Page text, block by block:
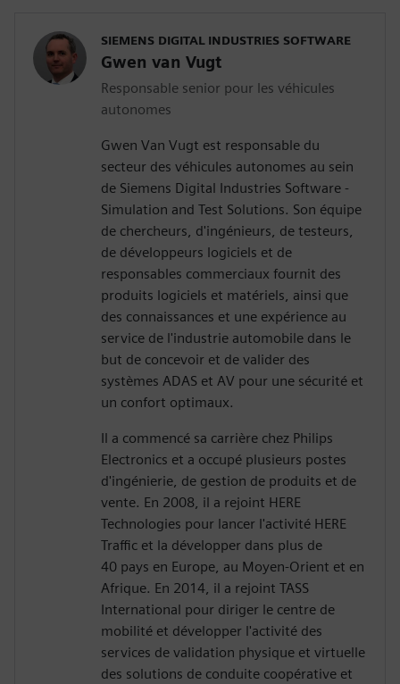
SIEMENS DIGITAL INDUSTRIES SOFTWARE
Gwen van Vugt
Responsable senior pour les véhicules
autonomes
Gwen Van Vugt est responsable du
secteur des véhicules autonomes au sein
de Siemens Digital Industries Software -
Simulation and Test Solutions. Son équipe
de chercheurs, d'ingénieurs, de testeurs,
de développeurs logiciels et de
responsables commerciaux fournit des
produits logiciels et matériels, ainsi que
des connaissances et une expérience au
service de l'industrie automobile dans le
but de concevoir et de valider des
systèmes ADAS et AV pour une sécurité et
un confort optimaux.
Il a commencé sa carrière chez Philips
Electronics et a occupé plusieurs postes
d'ingénierie, de gestion de produits et de
vente. En 2008, il a rejoint HERE
Technologies pour lancer l'activité HERE
Traffic et la développer dans plus de
40 pays en Europe, au Moyen-Orient et en
Afrique. En 2014, il a rejoint TASS
International pour diriger le centre de
mobilité et développer l'activité des
services de validation physique et virtuelle
des solutions de conduite coopérative et